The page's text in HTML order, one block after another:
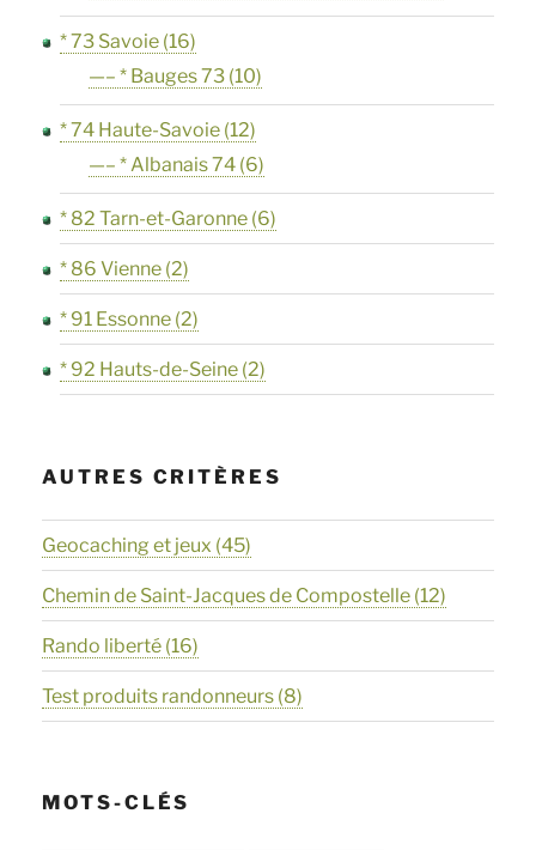
* 73 Savoie (16)
—– * Bauges 73 (10)
* 74 Haute-Savoie (12)
—– * Albanais 74 (6)
* 82 Tarn-et-Garonne (6)
* 86 Vienne (2)
* 91 Essonne (2)
* 92 Hauts-de-Seine (2)
AUTRES CRITÈRES
Geocaching et jeux (45)
Chemin de Saint-Jacques de Compostelle (12)
Rando liberté (16)
Test produits randonneurs (8)
MOTS-CLÉS